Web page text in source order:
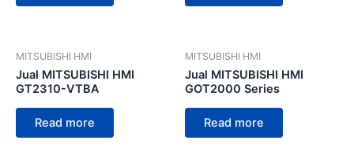
MITSUBISHI HMI
Jual MITSUBISHI HMI
GT2310-VTBA
Read more
MITSUBISHI HMI
Jual MITSUBISHI HMI
GOT2000 Series
Read more